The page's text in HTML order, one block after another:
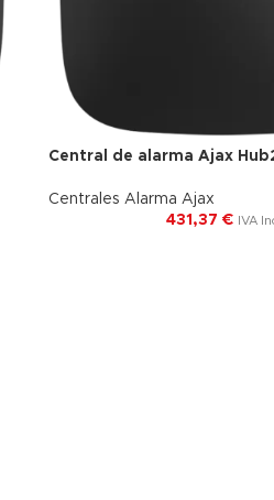
Central de alarma Ajax
Centrales Alarma Ajax
431,37€ IVA